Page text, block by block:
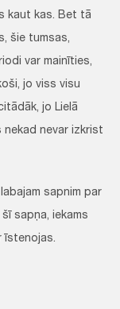
kaut kas. Bet tā
šie tumsas,
var mainīties,
jo viss visu
jo Lielā
nekad nevar izkrist
sapnim par
sapņa, iekams
īstenojas.